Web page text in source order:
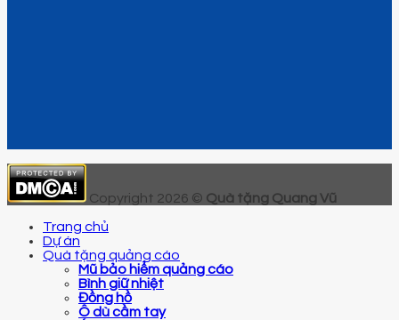
Copyright 2026 © Quà tặng Quang Vũ
Trang chủ
Dự án
Quà tặng quảng cáo
Mũ bảo hiểm quảng cáo
Bình giữ nhiệt
Đồng hồ
Ô dù cầm tay